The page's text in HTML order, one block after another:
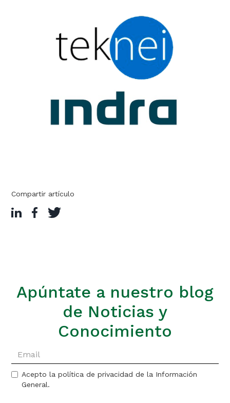
Compartir artículo
Apúntate a nuestro blog
de Noticias y
Conocimiento
Acepto la política de privacidad de la Información
General.